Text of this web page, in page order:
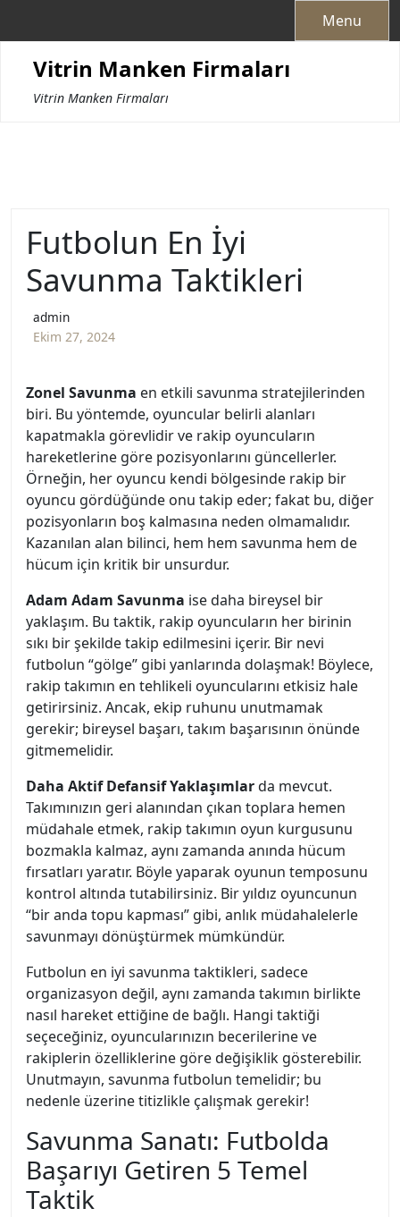
Menu
Vitrin Manken Firmaları
Vitrin Manken Firmaları
Futbolun En İyi
Savunma Taktikleri
admin
Ekim 27, 2024
Zonel Savunma en etkili savunma stratejilerinden
biri. Bu yöntemde, oyuncular belirli alanları
kapatmakla görevlidir ve rakip oyuncuların
hareketlerine göre pozisyonlarını güncellerler.
Örneğin, her oyuncu kendi bölgesinde rakip bir
oyuncu gördüğünde onu takip eder; fakat bu, diğer
pozisyonların boş kalmasına neden olmamalıdır.
Kazanılan alan bilinci, hem hem savunma hem de
hücum için kritik bir unsurdur.
Adam Adam Savunma ise daha bireysel bir
yaklaşım. Bu taktik, rakip oyuncuların her birinin
sıkı bir şekilde takip edilmesini içerir. Bir nevi
futbolun “gölge” gibi yanlarında dolaşmak! Böylece,
rakip takımın en tehlikeli oyuncularını etkisiz hale
getirirsiniz. Ancak, ekip ruhunu unutmamak
gerekir; bireysel başarı, takım başarısının önünde
gitmemelidir.
Daha Aktif Defansif Yaklaşımlarda mevcut.
Takımınızın geri alanından çıkan toplara hemen
müdahale etmek, rakip takımın oyun kurgusunu
bozmakla kalmaz, aynı zamanda anında hücum
fırsatları yaratır. Böyle yaparak oyunun temposunu
kontrol altında tutabilirsiniz. Bir yıldız oyuncunun
“bir anda topu kapması” gibi, anlık müdahalelerle
savunmayı dönüştürmek mümkündür.
Futbolun en iyi savunma taktikleri, sadece
organizasyon değil, aynı zamanda takımın birlikte
nasıl hareket ettiğine de bağlı. Hangi taktiği
seçeceğiniz, oyuncularınızın becerilerine ve
rakiplerin özelliklerine göre değişiklik gösterebilir.
Unutmayın, savunma futbolun temelidir; bu
nedenle üzerine titizlikle çalışmak gerekir!
Savunma Sanatı: Futbolda
Başarıyı Getiren 5 Temel
Taktik